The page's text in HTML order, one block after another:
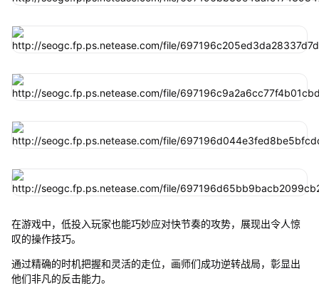
在游戏中，低投入玩家也能巧妙应对快节奏的攻势，展现出令人惊
叹的操作技巧。
通过精确的时机把握和灵活的走位，画师们成功逆转战局，彰显出
他们非凡的反击能力。